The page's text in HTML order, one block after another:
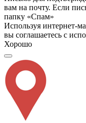
вам на почту. Если
папку «Спам»
Используя интернет-
вы соглашаетесь с
Хорошо